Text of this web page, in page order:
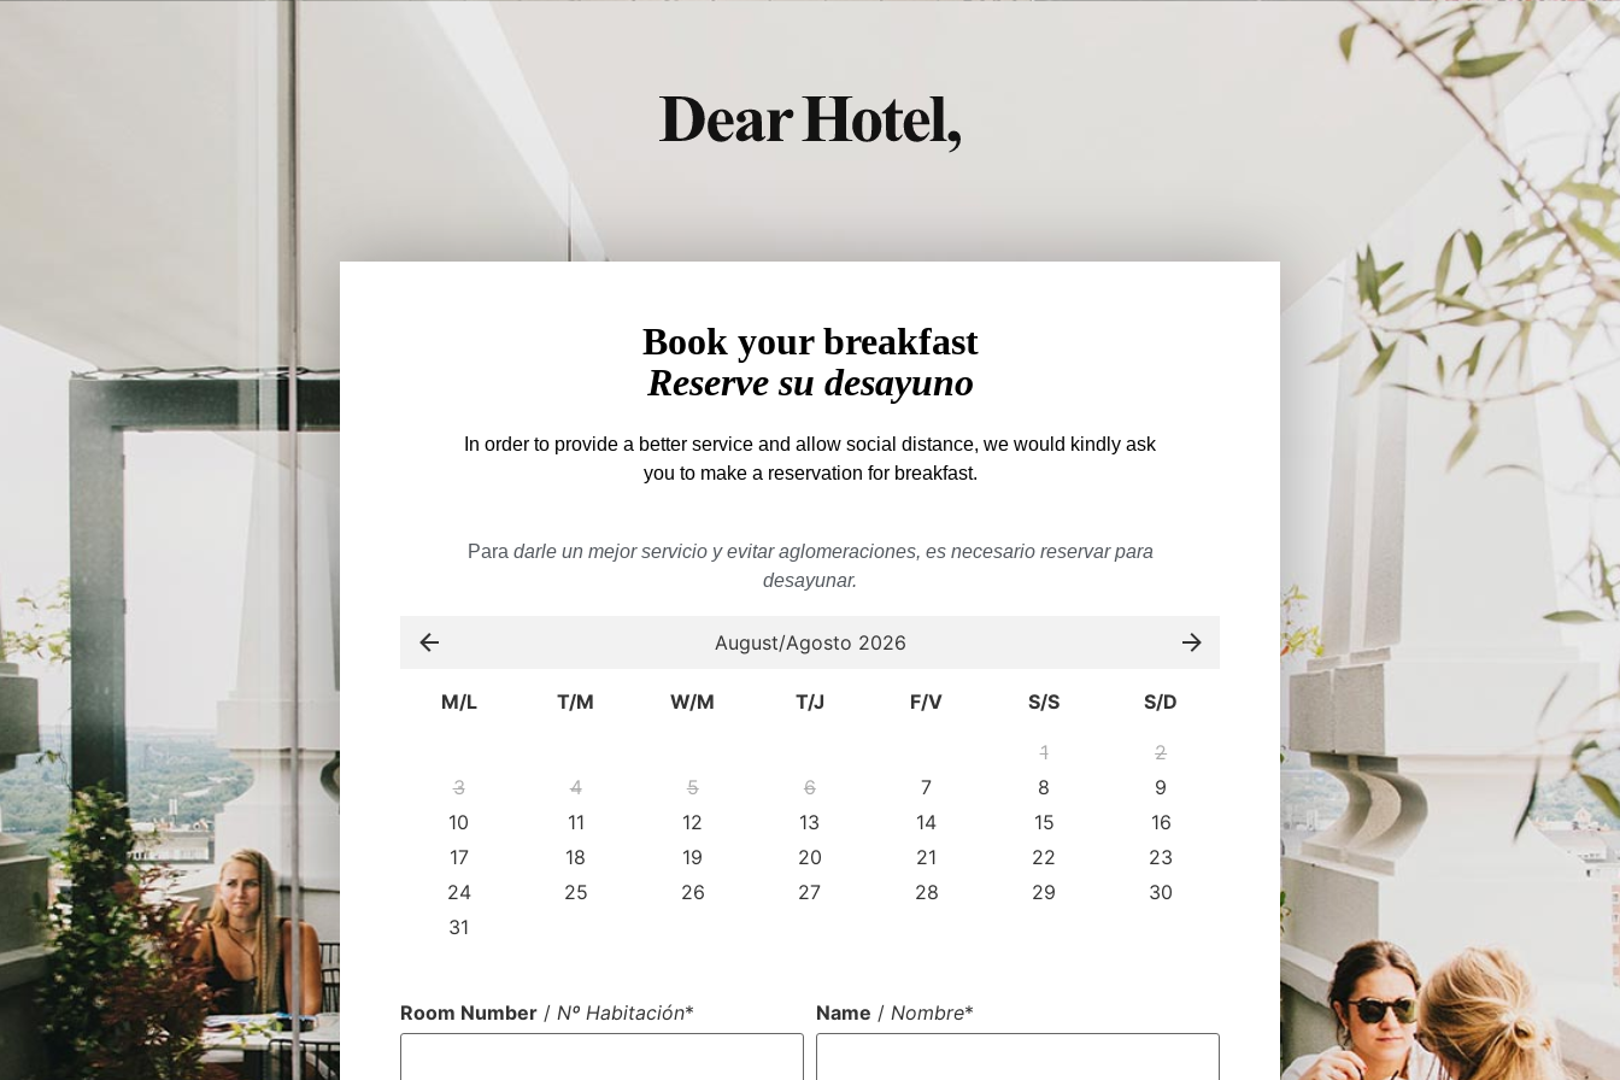
Book your breakfast
Reserve su desayuno
In order to provide a better service and allow social distance, we would kindly ask
you to make a reservation for breakfast.
Para darle un mejor servicio y evitar aglomeraciones, es necesario reservar para
desayunar.
August/Agosto 2026
M/L T/M W/M T/J F/V S/S S/D
1
2
3
4 5 6 7 8
9
10
11 12 13 14 15
16
17
18 19 20 21 22
23
24
25 26 27 28 29
30
31
Room Number / Nº Habitación* Name / Nombre*